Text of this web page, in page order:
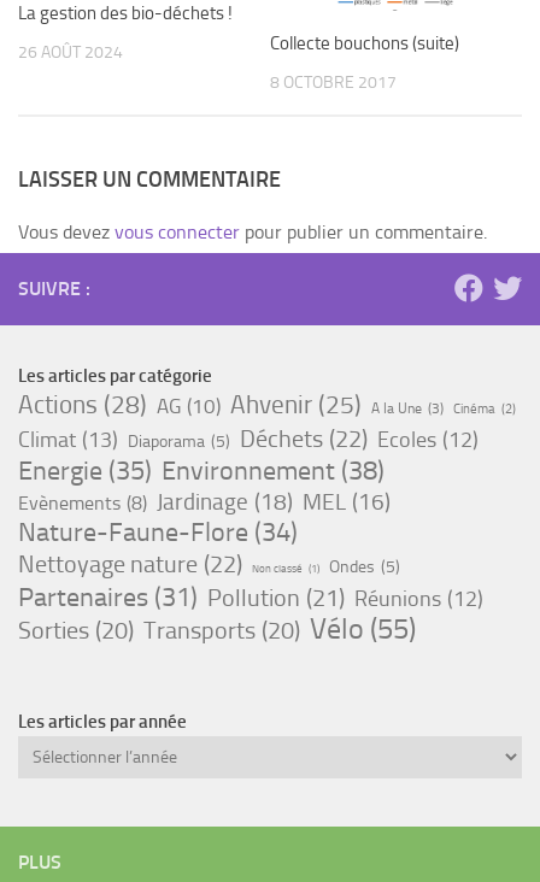
La gestion des bio-déchets !
26 AOÛT 2024 Collecte bouchons (suite)
8 OCTOBRE 2017
LAISSER UN COMMENTAIRE
Vous devez vous connecter pour publier un commentaire.
SUIVRE :
Les articles par catégorie
Actions (28) AG (10) Ahvenir (25) A la Une (3) Cinéma (2)
Climat (13) Diaporama (5) Déchets (22) Ecoles (12)
Energie (35) Environnement (38)
Evènements (8) Jardinage (18) MEL (16)
Nature-Faune-Flore (34)
Nettoyage nature (22) Non classé (1) Ondes (5)
Partenaires (31) Pollution (21) Réunions (12)
Sorties (20) Transports (20) Vélo (55)
Les articles par année
Archives
PLUS